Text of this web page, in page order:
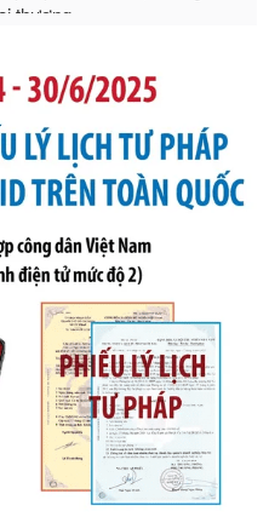
ngày 19 tháng 12 năm
hướng dẫn thực hiện xử
lĩnh vực kho bạc nhà nước
CP của Chính phủ: Sửa
định số 125/2020/NĐ-СР
Chính phủ quy định xử
hóa đơn được sửa đổi, bổ
NĐ-CP
mục thủ tục hành chính mới
bị bãi bỏ và phê duyệt
tử giải quyết thủ tục hành
phạm vi chức năng quản